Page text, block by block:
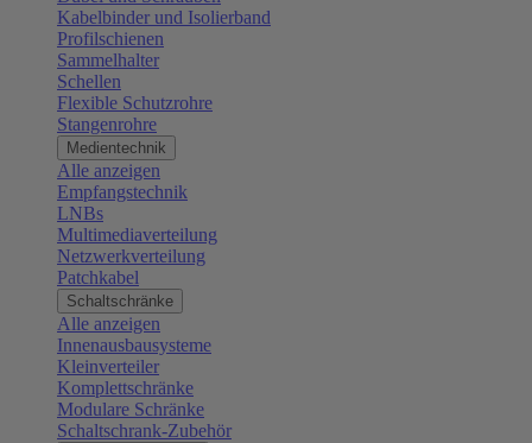
Kabelbinder und Isolierband
Profilschienen
Sammelhalter
Schellen
Flexible Schutzrohre
Stangenrohre
Medientechnik
Alle anzeigen
Empfangstechnik
LNBs
Multimediaverteilung
Netzwerkverteilung
Patchkabel
Schaltschränke
Alle anzeigen
Innenausbausysteme
Kleinverteiler
Komplettschränke
Modulare Schränke
Schaltschrank-Zubehör